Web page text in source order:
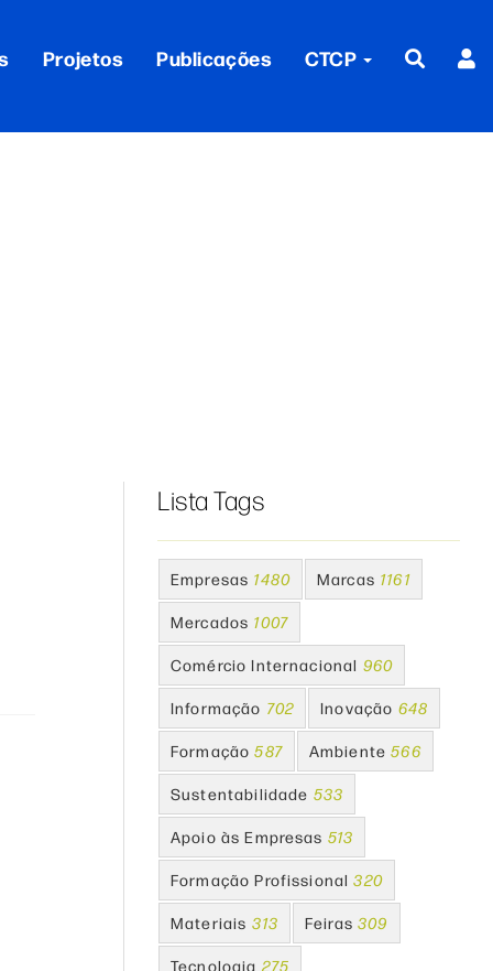
Projetos Publicações CTCP
Lista Tags
Empresas 1480 Marcas 1161
Mercados 1007
Comércio Internacional 960
Informação 702 Inovação 648
Formação 587 Ambiente 566
Sustentabilidade 533
Apoio às Empresas 513
Formação Profissional 320
Materiais 313 Feiras 309
Tecnologia 275